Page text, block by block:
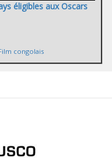
éligibles aux Oscars
congolais